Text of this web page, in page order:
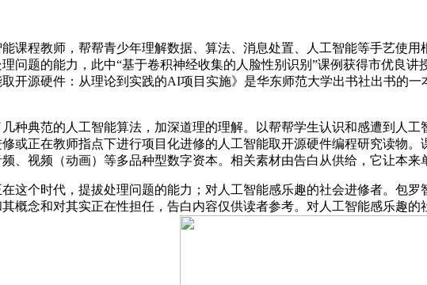
程教师，帮帮青少年理解数据、算法、消息处置、人工智能等手艺使用
问题的能力，此中“基于卷积神经收集的人脸性别识别”课例获得市优良讲
开源硬件：从理论到实践的AI项目实施》是华东师范大学出书社出书的
典范的人工智能算法，加深道理的理解。以帮帮学生认识和感遭到人工
正在教师指点下进行项目化进修的人工智能取开源硬件编程研究读物。
视频（动画）等多品种型数字资本。相关素材由告白从供给，它让本来
个时代，提拔处理问题的能力；对人工智能感乐趣的社会进修者。包罗
概念和对其实正在性担任，告白内容仅供读者参考。对人工智能感乐趣的